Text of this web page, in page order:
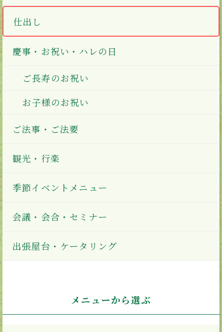
仕出し
慶事・お祝い・ハレの日
ご長寿のお祝い
お子様のお祝い
ご法事・ご法要
観光・行楽
季節イベントメニュー
会議・会合・セミナー
出張屋台・ケータリング
メニューから選ぶ